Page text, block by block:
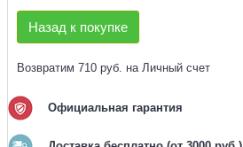
Назад к покупке
Возвратим 710 руб. на Личный счет
Официальная гарантия